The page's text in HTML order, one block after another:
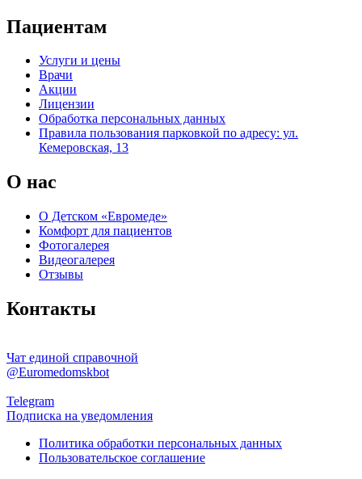
Пациентам
Услуги и цены
Врачи
Акции
Лицензии
Обработка персональных данных
Правила пользования парковкой по адресу: ул.
Кемеровская, 13
О нас
О Детском «Евромеде»
Комфорт для пациентов
Фотогалерея
Видеогалерея
Отзывы
Контакты
Чат единой справочной
@Euromedomskbot
Telegram
Подписка на уведомления
Политика обработки персональных данных
Пользовательское соглашение